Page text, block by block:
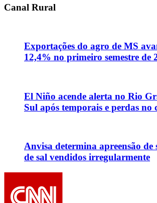
Canal Rural
Exportações do agro de MS
12,4% no primeiro semestre de
El Niño acende alerta no Rio
Sul após temporais e perdas no
Anvisa determina apreensão de
de sal vendidos irregularmente